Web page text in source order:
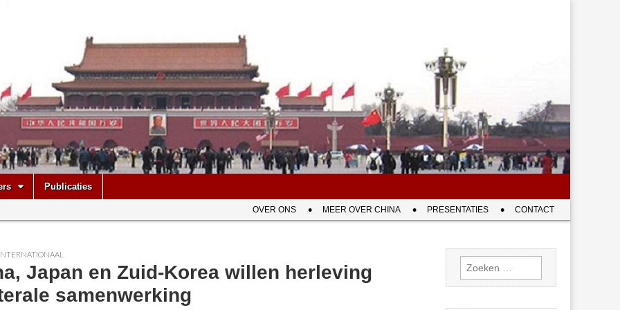
Publicaties
OVER ONS MEER OVER CHINA PRESENTATIES CONTACT
Japan en Zuid-Korea willen herleving
samenwerking
Zoeken
naar: